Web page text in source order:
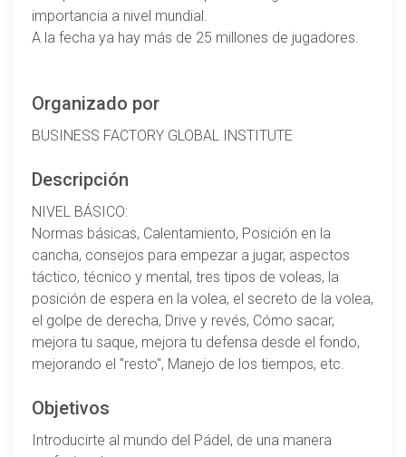
importancia a nivel mundial.
A la fecha ya hay más de 25 millones de jugadores.
Organizado por
BUSINESS FACTORY GLOBAL INSTITUTE
Descripción
NIVEL BÁSICO:
Normas básicas, Calentamiento, Posición en la
cancha, consejos para empezar a jugar, aspectos
táctico, técnico y mental, tres tipos de voleas, la
posición de espera en la volea, el secreto de la volea,
el golpe de derecha, Drive y revés, Cómo sacar,
mejora tu saque, mejora tu defensa desde el fondo,
mejorando el "resto", Manejo de los tiempos, etc.
Objetivos
Introducirte al mundo del Pádel, de una manera